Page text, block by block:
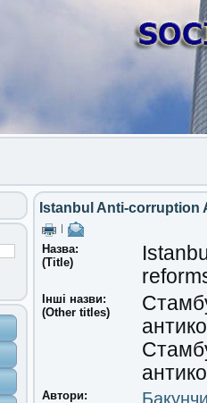
Istanbul Anti-corruption
Назва:
(Title)
Інші назви:
(Other titles)
Автори: